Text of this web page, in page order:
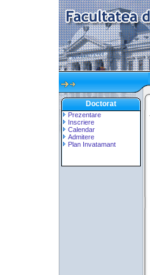
Doctorat
Prezentare
Inscriere
Calendar
Admitere
Plan Invatamant